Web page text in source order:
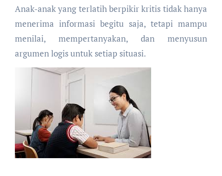
Anak-anak yang terlatih berpikir kritis tidak hanya
menerima informasi begitu saja, tetapi mampu
menilai, mempertanyakan, dan menyusun
argumen logis untuk setiap situasi.